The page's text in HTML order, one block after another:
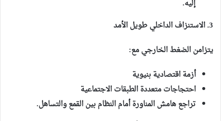
إليه.
3. الاستنزاف الداخلي طويل الأمد
يتزامن الضغط الخارجي مع:
أزمة اقتصادية بنيوية
احتجاجات متعددة الطبقات الاجتماعية
تراجع هامش المناورة أمام النظام بين القمع والتساهل.